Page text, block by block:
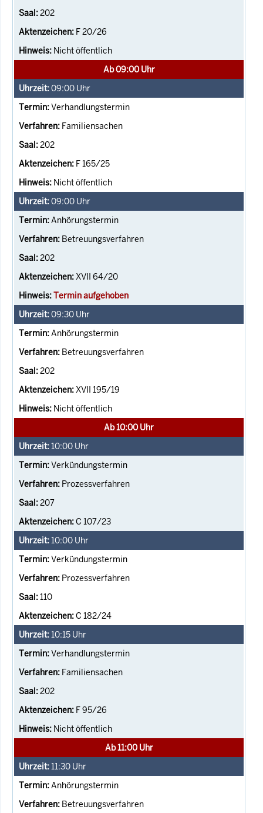
202
F 20/26
Nicht öffentlich
Ab 09:00 Uhr
09:00 Uhr
Verhandlungstermin
Familiensachen
202
F 165/25
Nicht öffentlich
09:00 Uhr
Anhörungstermin
Betreuungsverfahren
202
XVII 64/20
Termin aufgehoben
09:30 Uhr
Anhörungstermin
Betreuungsverfahren
202
XVII 195/19
Nicht öffentlich
Ab 10:00 Uhr
10:00 Uhr
Verkündungstermin
Prozessverfahren
207
C 107/23
10:00 Uhr
Verkündungstermin
Prozessverfahren
110
C 182/24
10:15 Uhr
Verhandlungstermin
Familiensachen
202
F 95/26
Nicht öffentlich
Ab 11:00 Uhr
11:30 Uhr
Anhörungstermin
Betreuungsverfahren